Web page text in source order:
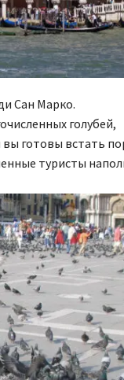
Сан Марко.
голубей,
готовы встать
туристы